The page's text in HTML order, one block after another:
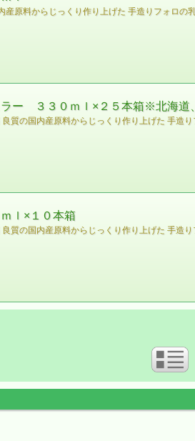
料からじっくり作り上げた 手造りフォロの
ー ３３０ｍｌ×２５本箱※北海道
の国内産原料からじっくり作り上げた 手造
ｌ×１０本箱
の国内産原料からじっくり作り上げた 手造